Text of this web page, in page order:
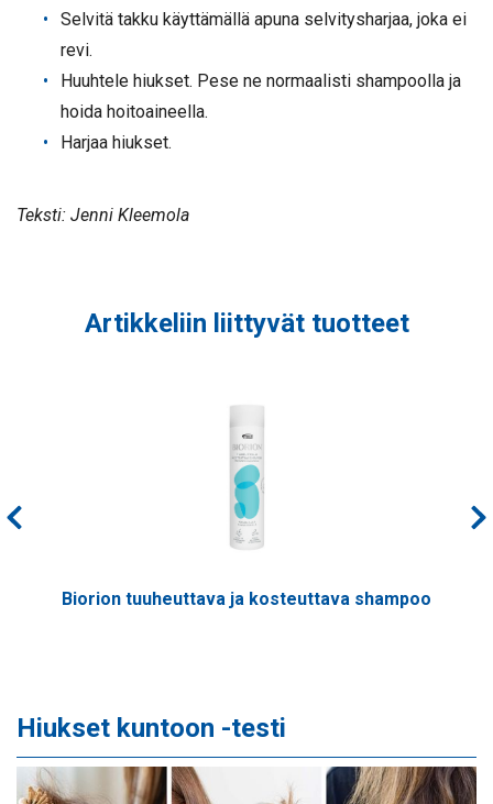
Selvitä takku käyttämällä apuna selvitysharjaa, joka ei
revi.
Huuhtele hiukset. Pese ne normaalisti shampoolla ja
hoida hoitoaineella.
Harjaa hiukset.
Teksti: Jenni Kleemola
Artikkeliin liittyvät tuotteet
Biorion tuuheuttava ja kosteuttava shampoo
Hiukset kuntoon -testi